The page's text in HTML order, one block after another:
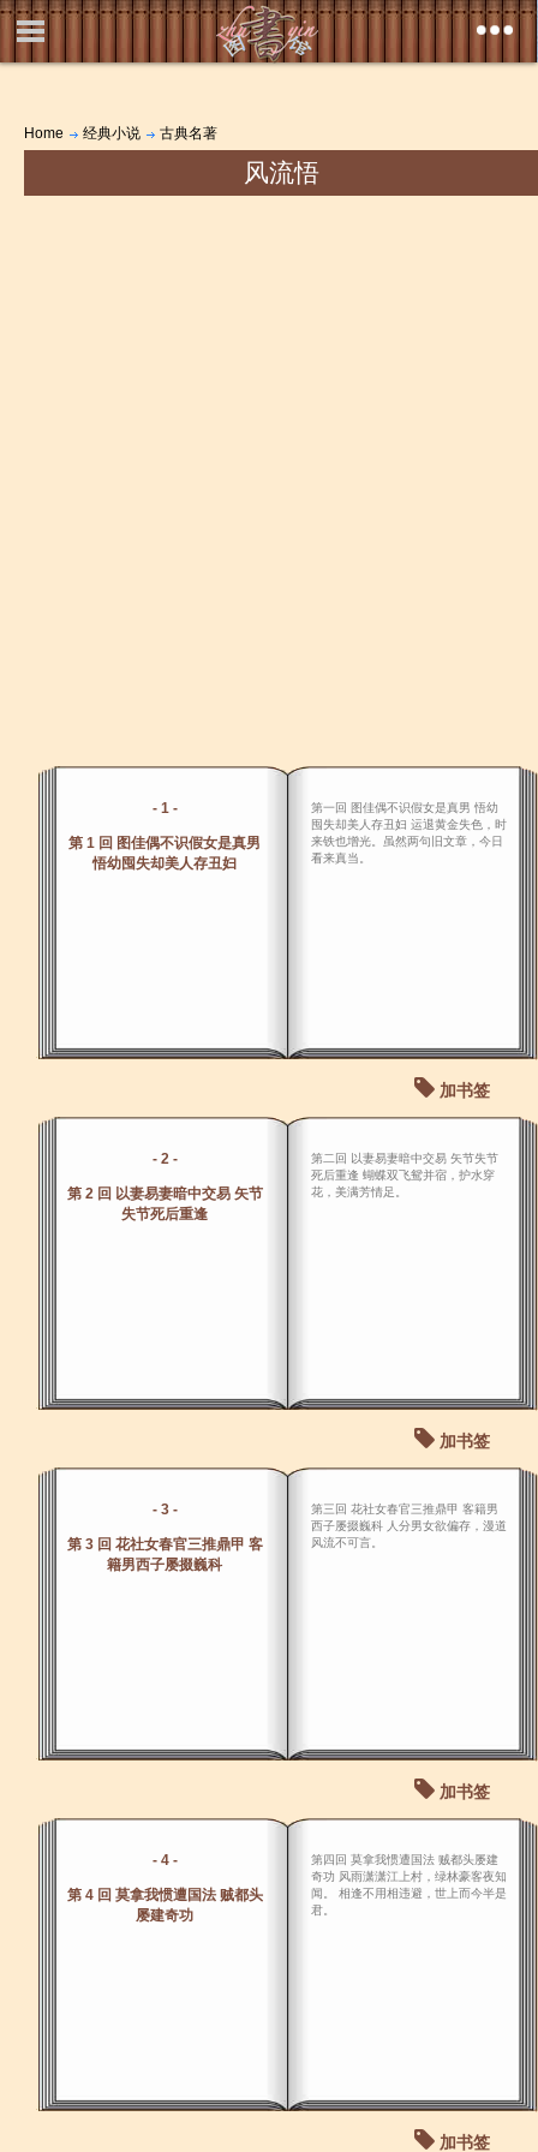
Home 经典小说 古典名著
风流悟
- 1 -
第 1 回 图佳偶不识假女是真男
悟幼囤失却美人存丑妇
第一回 图佳偶不识假女是真男 悟幼
囤失却美人存丑妇 运退黄金失色，时
来铁也增光。虽然两句旧文章，今日
看来真当。
加书签
- 2 -
第 2 回 以妻易妻暗中交易 矢节
失节死后重逢
第二回 以妻易妻暗中交易 矢节失节
死后重逢 蝴蝶双飞鸳并宿，护水穿
花，美满芳情足。
加书签
- 3 -
第 3 回 花社女春官三推鼎甲 客
籍男西子屡掇巍科
第三回 花社女春官三推鼎甲 客籍男
西子屡掇巍科 人分男女欲偏存，漫道
风流不可言。
加书签
- 4 -
第 4 回 莫拿我惯遭国法 贼都头
屡建奇功
第四回 莫拿我惯遭国法 贼都头屡建
奇功 风雨潇潇江上村，绿林豪客夜知
闻。 相逢不用相违避，世上而今半是
君。
加书签